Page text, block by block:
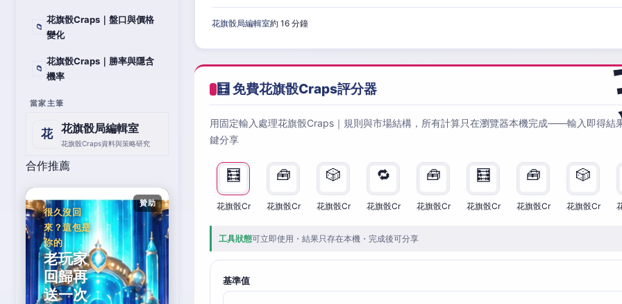
📁
花旗骰Craps｜盤口與價格
變化
📁
花旗骰Craps｜勝率與隱含
機率
當家主筆
花 花旗骰局編輯室
花旗骰Craps資料與策略研究
合作推薦
贊助
很久沒回
來？這包是
你的
老玩家
回歸再
送一次
花旗骰局編輯室約 16 分鐘
🧮 免費花旗骰Craps評分器
用固定輸入處理花旗骰Craps｜規則與市場結構，所有計算只在瀏覽器本機完成——輸入即得結
鍵分享
🧮
花旗骰Cr
🧰
花旗骰Cr
🎲
花旗骰Cr
🔁
花旗骰Cr
🧰
花旗骰Cr
🧮
花旗骰Cr
🧰
花旗骰Cr
🎲
花旗骰Cr
工具狀態可立即使用・結果只存在本機・完成後可分享
基準值